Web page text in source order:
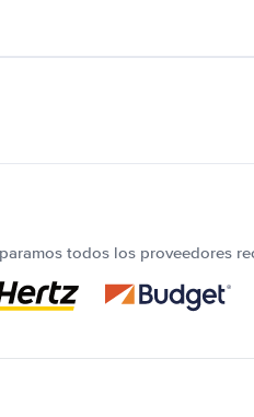
todos los proveedores